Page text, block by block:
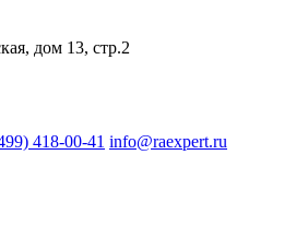
дом 13, стр.2
418-00-41 info@raexpert.ru